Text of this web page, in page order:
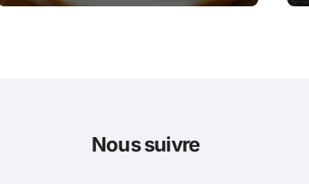
Nous suivre